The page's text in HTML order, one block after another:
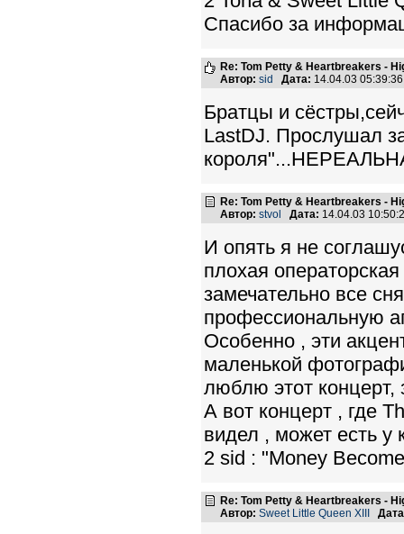
Спасибо за
Re: Tom Petty & Heartbreakers -
Автор: sid Дата: 14.04.03
Братцы и
LastDJ. Прослушал
Re: Tom Petty & Heartbreakers -
Автор: stvol Дата: 14.04.03
И опять я не
плохая
замечательно все
профессиональную
Особенно , эти
маленькой
люблю этот концерт,
А вот концерт , где
видел , может есть у
2 sid : "Money
Re: Tom Petty & Heartbreakers -
Автор: Sweet Little Queen XIII